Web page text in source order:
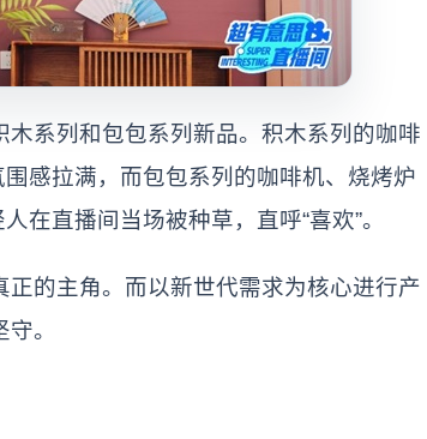
系列和包包系列新品。积木系列的咖啡
感拉满，而包包系列的咖啡机、烧烤炉
在直播间当场被种草，直呼“喜欢”。
的主角。而以新世代需求为核心进行产
。